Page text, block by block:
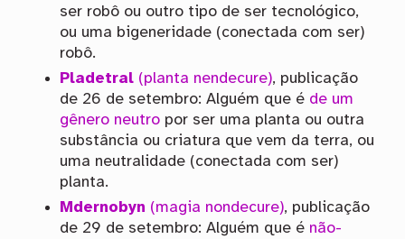
ser robô ou outro tipo de ser tecnológico,
ou uma bigeneridade (conectada com ser)
robô.
Pladetral(planta nendecure), publicação
de 26 de setembro: Alguém que é de um
gênero neutropor ser uma planta ou outra
substância ou criatura que vem da terra, ou
uma neutralidade (conectada com ser)
planta.
Mdernobyn (magia nondecure), publicação
de 29 de setembro: Alguém que é não-